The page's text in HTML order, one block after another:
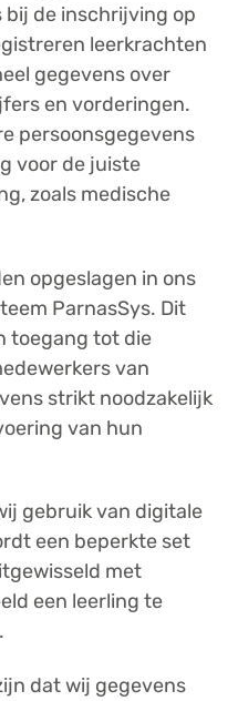
de inschrijving op
leerkrachten
gegevens over
en vorderingen.
persoonsgegevens
voor de juiste
zoals medische
opgeslagen in ons
ParnasSys. Dit
toegang tot die
van
strikt noodzakelijk
van hun
gebruik van digitale
een beperkte set
met
een leerling te
dat wij gegevens